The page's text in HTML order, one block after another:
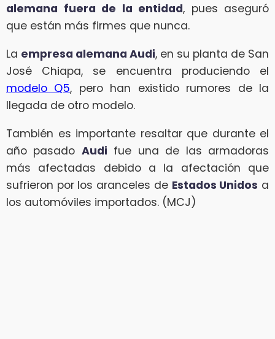
alemana fuera de la entidad, pues aseguró
que están más firmes que nunca.
La empresa alemana Audi, en su planta de San
José Chiapa, se encuentra produciendo el
modelo Q5, pero han existido rumores de la
llegada de otro modelo.
También es importante resaltar que durante el
año pasado Audi fue una de las armadoras
más afectadas debido a la afectación que
sufrieron por los aranceles de Estados Unidos a
los automóviles importados. (MCJ)